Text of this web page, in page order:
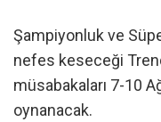
Şampiyonluk ve
nefes keseceği
müsabakaları 7-10
oynanacak.